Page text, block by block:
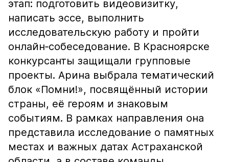
этап: подготовить видеовизитку,
написать эссе, выполнить
исследовательскую работу и пройти
онлайн‑собеседование. В Красноярске
конкурсанты защищали групповые
проекты. Арина выбрала тематический
блок «Помни!», посвящённый истории
страны, её героям и знаковым
событиям. В рамках направления она
представила исследование о памятных
местах и важных датах Астраханской